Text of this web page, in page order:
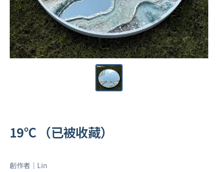
19℃ （已被收藏）
創作者｜Lin